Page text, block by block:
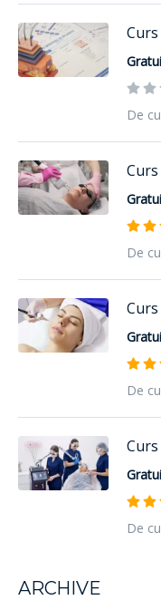
De
De
De
De
ARCHIVE